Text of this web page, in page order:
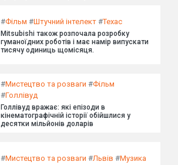
#Фільм #Штучний інтелект #Техас
Mitsubishi також розпочала розробку
гуманоїдних роботів і має намір випускати
тисячу одиниць щомісяця.
#Мистецтво та розваги #Фільм
#Голлівуд
Голлівуд вражає: які епізоди в
кінематографічній історії обійшлися у
десятки мільйонів доларів
#Мистецтво та розваги #Львів #Музика